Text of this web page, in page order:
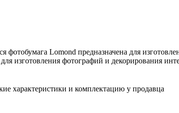
фотобумага Lomond предназначена для
для изготовления фотографий и декорирования
характеристики и комплектацию у продавца